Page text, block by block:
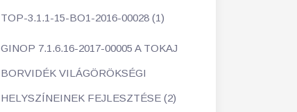
TOP-3.1.1-15-BO1-2016-00028 (1)
GINOP 7.1.6.16-2017-00005 A TOKAJ
BORVIDÉK VILÁGÖRÖKSÉGI
HELYSZÍNEINEK FEJLESZTÉSE (2)